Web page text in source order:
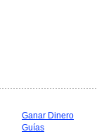
Ganar Dinero
Guías